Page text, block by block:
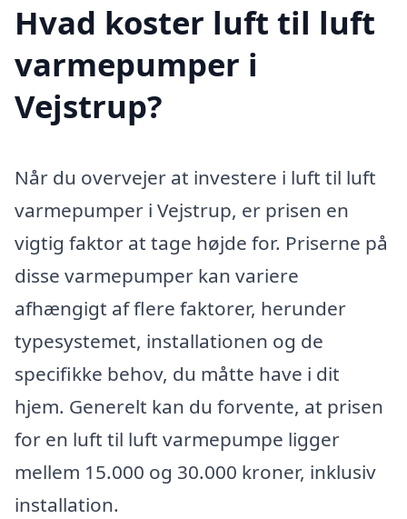
Hvad koster luft til luft
varmepumper i
Vejstrup?
Når du overvejer at investere i luft til luft
varmepumper i Vejstrup, er prisen en
vigtig faktor at tage højde for. Priserne på
disse varmepumper kan variere
afhængigt af flere faktorer, herunder
typesystemet, installationen og de
specifikke behov, du måtte have i dit
hjem. Generelt kan du forvente, at prisen
for en luft til luft varmepumpe ligger
mellem 15.000 og 30.000 kroner, inklusiv
installation.